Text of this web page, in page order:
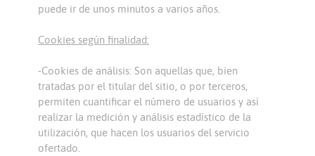
puede ir de unos minutos a varios años.
Cookies según finalidad:
-Cookies de análisis: Son aquellas que, bien
tratadas por el titular del sitio, o por terceros,
permiten cuantificar el número de usuarios y así
realizar la medición y análisis estadístico de la
utilización, que hacen los usuarios del servicio
ofertado.